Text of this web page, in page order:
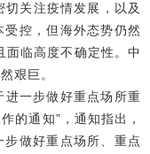
切关注疫情发展，以及
控，但海外态势仍然
面临高度不确定性。中
艰巨。
一步做好重点场所重
的通知”，通知指出，
做好重点场所、重点